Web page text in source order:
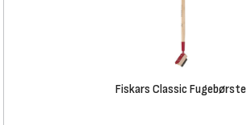
Fiskars Classic Fugebørste